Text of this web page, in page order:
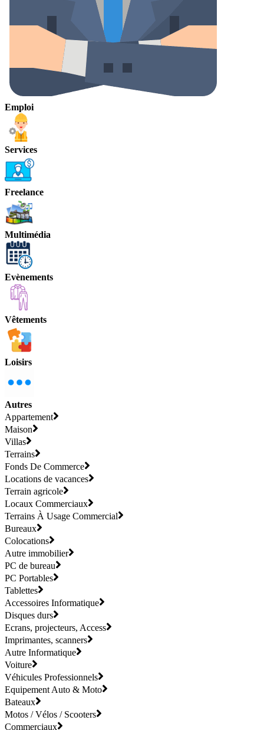
Emploi
Services
Freelance
Multimédia
Evènements
Vêtements
Loisirs
Autres
Appartement
Maison
Villas
Terrains
Fonds De Commerce
Locations de vacances
Terrain agricole
Locaux Commerciaux
Terrains À Usage Commercial
Bureaux
Colocations
Autre immobilier
PC de bureau
PC Portables
Tablettes
Accessoires Informatique
Disques durs
Ecrans, projecteurs, Access
Imprimantes, scanners
Autre Informatique
Voiture
Véhicules Professionnels
Equipement Auto & Moto
Bateaux
Motos / Vélos / Scooters
Commerciaux